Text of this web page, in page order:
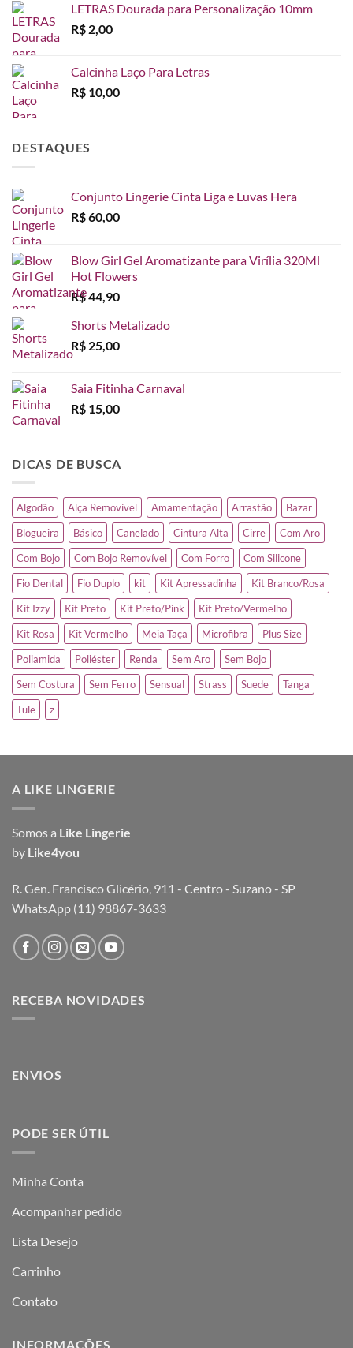
LETRAS Dourada para Personalização 10mm
R$ 2,00
Calcinha Laço Para Letras
R$ 10,00
DESTAQUES
Conjunto Lingerie Cinta Liga e Luvas Hera
R$60,00
Blow Girl Gel Aromatizante para Virília 320Ml
Hot Flowers
R$44,90
Shorts Metalizado
R$ 25,00
Saia Fitinha Carnaval
R$ 15,00
DICAS DE BUSCA
Algodão Alça Removível Amamentação Arrastão
Bazar
Blogueira
Básico Canelado Cintura Alta Cirre
Com Aro
Com Bojo
Com Bojo Removível Com Forro
Com Silicone
Fio Dental
Fio Duplo kit Kit Apressadinha
Kit Branco/Rosa
Kit Izzy
Kit Preto Kit Preto/Pink
Kit Preto/Vermelho
Kit Rosa
Kit Vermelho Meia Taça Microfibra
Plus Size
Poliamida
Poliéster Renda Sem Aro
Sem Bojo
Sem Costura
Sem Ferro Sensual Strass Suede
Tanga
Tule
z
A LIKE LINGERIE
Somos a Like Lingerie
by Like4you
R. Gen. Francisco Glicério, 911 - Centro - Suzano - SP
WhatsApp (11) 98867-3633
RECEBA NOVIDADES
ENVIOS
PODE SER ÚTIL
Minha Conta
Acompanhar pedido
Lista Desejo
Carrinho
Contato
INFORMAÇÕES